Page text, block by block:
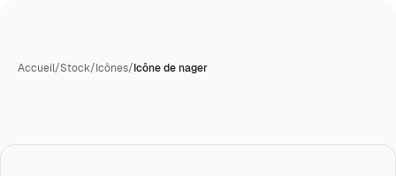
Accueil/Stock/Icônes/Icône de nager